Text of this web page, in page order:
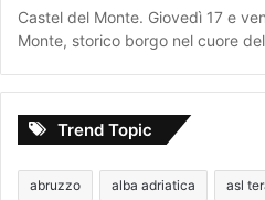
Castel del Monte. Giovedì 17 e
Monte, storico borgo nel cuore
Trend Topic
abruzzo alba adriatica asl